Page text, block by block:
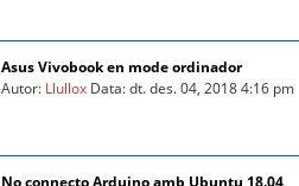
Asus Vivobook en mode ordinador
Autor: Llullox Data: dt. des. 04, 2018 4:16 pm
No connecto Arduino amb Ubuntu 18.04